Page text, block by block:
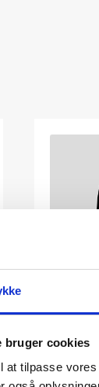
bruger cookies
at tilpasse